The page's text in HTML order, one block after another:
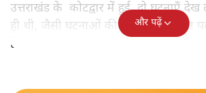
उत्तराखंड के कोटद्वार में हुई दो घटनाएँ देख
ही थी, जैसी घटनाओं की खबर हम
हैं।भारत के तक़रीबन हर हिस्से से ऐसी खबर
और पढ़ें